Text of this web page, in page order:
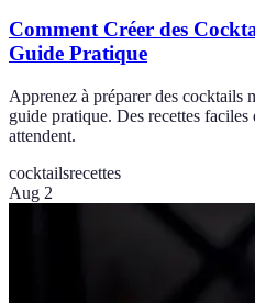
Comment Créer des
Guide Pratique
Apprenez à préparer des cocktails
guide pratique. Des recettes
attendent.
cocktailsrecettes
Aug 2